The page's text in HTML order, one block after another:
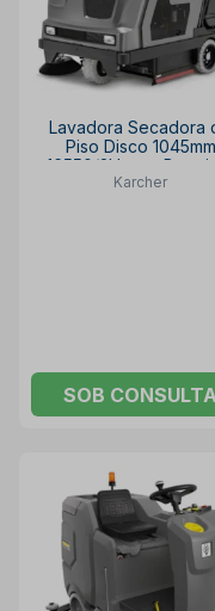
Lavadora Secadora
Piso Disco 1045mm
16550/2H com Bateria
Carregador B 300 RI
Karcher
SOB CONSULTA